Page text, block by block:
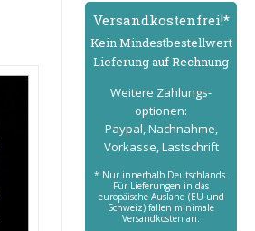
Versand­kostenfrei!*
Kein Mindest­bestell­wert
Lieferung auf Rechnung
Weitere Zahlungs­
optionen:
Paypal, Nachnahme,
Vorkasse, Lastschrift
* Nur innerhalb Deutschlands.
Für Lieferungen in das
europäische Ausland (EU und
Schweiz) fallen minimale
Versandkosten an.